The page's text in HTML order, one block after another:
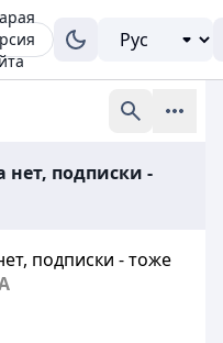
нет, подписки -
подписки - тоже